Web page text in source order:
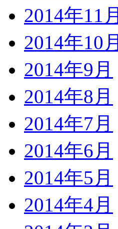
2014年11月
2014年10月
2014年9月
2014年8月
2014年7月
2014年6月
2014年5月
2014年4月